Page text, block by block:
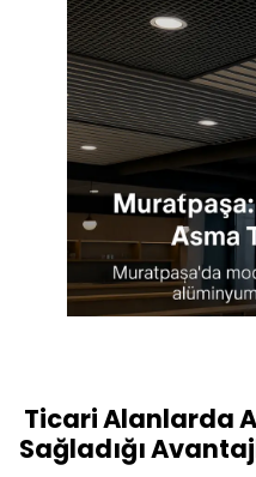
Ticari Alanlarda
Sağladığı